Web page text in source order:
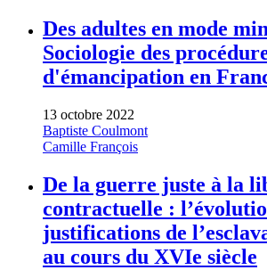
Des adultes en mode
Sociologie des
d'émancipation en
13 octobre 2022
Baptiste Coulmont
Camille François
De la guerre juste à la
contractuelle :
justifications de
au cours du XVIe siècle